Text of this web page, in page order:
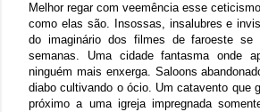
Melhor regar com veemência esse
como elas são. Insossas, insalubres e
do imaginário dos filmes de faroeste se
semanas. Uma cidade fantasma onde
ninguém mais enxerga. Saloons
diabo cultivando o ócio. Um catavento que
próximo a uma igreja impregnada